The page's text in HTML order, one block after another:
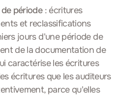
période: écritures
et reclassifications
jours d'une période de
de la documentation de
caractérise les écritures
écritures que les auditeurs
parce qu'elles